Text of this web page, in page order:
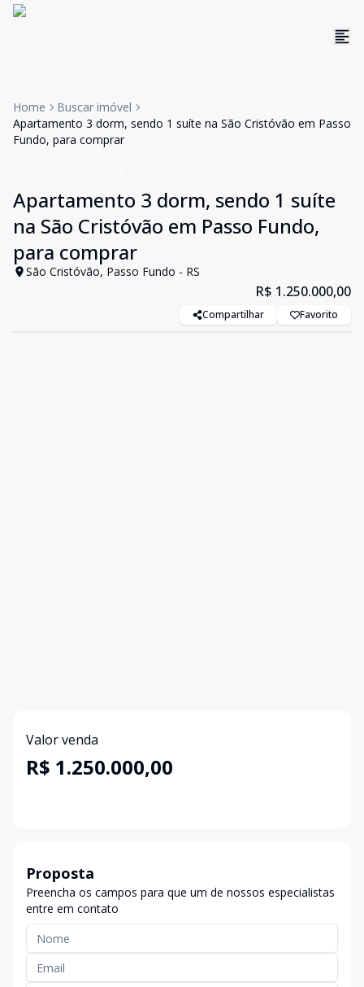
Home
Buscar imóvel
Apartamento 3 dorm, sendo 1 suíte na São Cristóvão em Passo
Fundo, para comprar
Apartamento 3 dorm, sendo 1 suíte
na São Cristóvão em Passo Fundo,
para comprar
São Cristóvão, Passo Fundo - RS
R$ 1.250.000,00
Compartilhar Favorito
Valor venda
R$ 1.250.000,00
Proposta
Preencha os campos para que um de nossos especialistas
entre em contato